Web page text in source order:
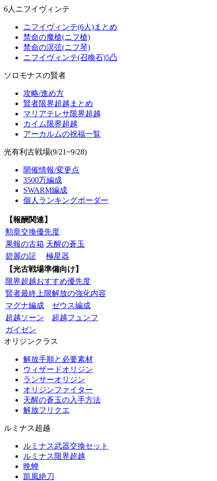
6人ニフイヴィンテ
ニフイヴィンテ(6人)まとめ
禁命の魔槍(ニフ槍)
禁命の溟弦(ニフ琴)
ニフイヴィンテ(召喚石)5凸
ソロモナスの賢者
攻略/進め方
賢者限界超越まとめ
マリアテレサ限界超越
カイム限界超越
アーカルムの祝福一覧
光有利古戦場(9/21~9/28)
開催情報/変更点
3500万編成
SWARM編成
個人ランキングボーダー
【報酬関連】
勲章交換優先度
果報の古箱 天醒の蒼玉
碧麗の証
極星器
【光古戦場準備向け】
限界超越おすすめ優先度
賢者最終上限解放の強化内容
マグナ編成
ゼウス編成
超越ソーン
超越フュンフ
ガイゼン
オリジンクラス
解放手順と必要素材
ウィザードオリジン
ランサーオリジン
オリジンファイター
天醒の蒼玉の入手方法
解放フリクエ
ルミナス超越
ルミナス武器交換セット
ルミナス限界超越
晩蝉
凱風絶刀